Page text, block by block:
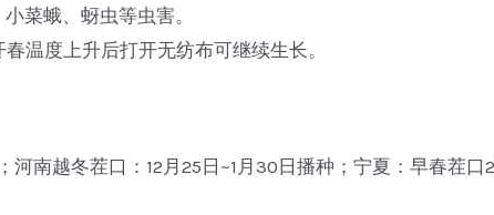
菜蛾、蚜虫等虫害。
温度上升后打开无纺布可继续生长。
南越冬茬口：12月25日~1月30日播种；宁夏：早春茬口